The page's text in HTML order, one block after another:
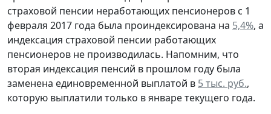
страховой пенсии неработающих пенсионеров с 1
февраля 2017 года была проиндексирована на 5,4%, а
индексация страховой пенсии работающих
пенсионеров не производилась. Напомним, что
вторая индексация пенсий в прошлом году была
заменена единовременной выплатой в 5 тыс. руб.,
которую выплатили только в январе текущего года.